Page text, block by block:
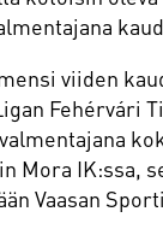
viiden
Fehérvári
Mora IK:ssa,
Vaasan